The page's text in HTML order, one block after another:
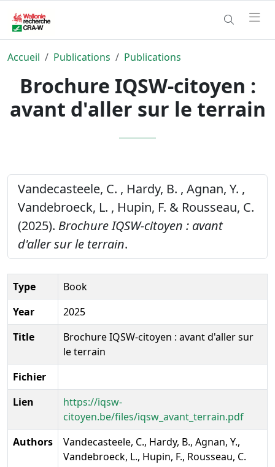
Accueil Publications Publications
Brochure IQSW-citoyen :
avant d'aller sur le terrain
Vandecasteele, C. , Hardy, B. , Agnan, Y. ,
Vandebroeck, L. , Hupin, F. & Rousseau, C.
(2025). Brochure IQSW-citoyen : avant
d'aller sur le terrain.
Type
Book
Year
2025
Title
Brochure IQSW-citoyen : avant d'aller sur
le terrain
Fichier
Lien
https://iqsw-
citoyen.be/files/iqsw_avant_terrain.pdf
Authors
Vandecasteele, C., Hardy, B., Agnan, Y.,
Vandebroeck, L., Hupin, F., Rousseau, C.